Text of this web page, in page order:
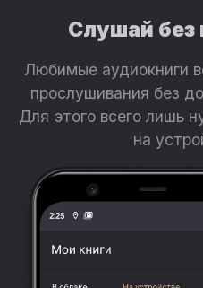
Слушай без
Любимые аудиокниги
прослушивания без
Для этого всего лишь
на